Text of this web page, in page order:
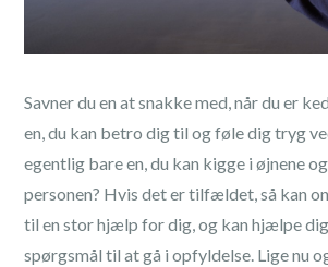
Savner du en at snakke med, når du er
en, du kan betro dig til og føle dig tryg
egentlig bare en, du kan kigge i øjnene
personen? Hvis det er tilfældet, så kan
til en stor hjælp for dig, og kan hjælpe
spørgsmål til at gå i opfyldelse. Lige nu